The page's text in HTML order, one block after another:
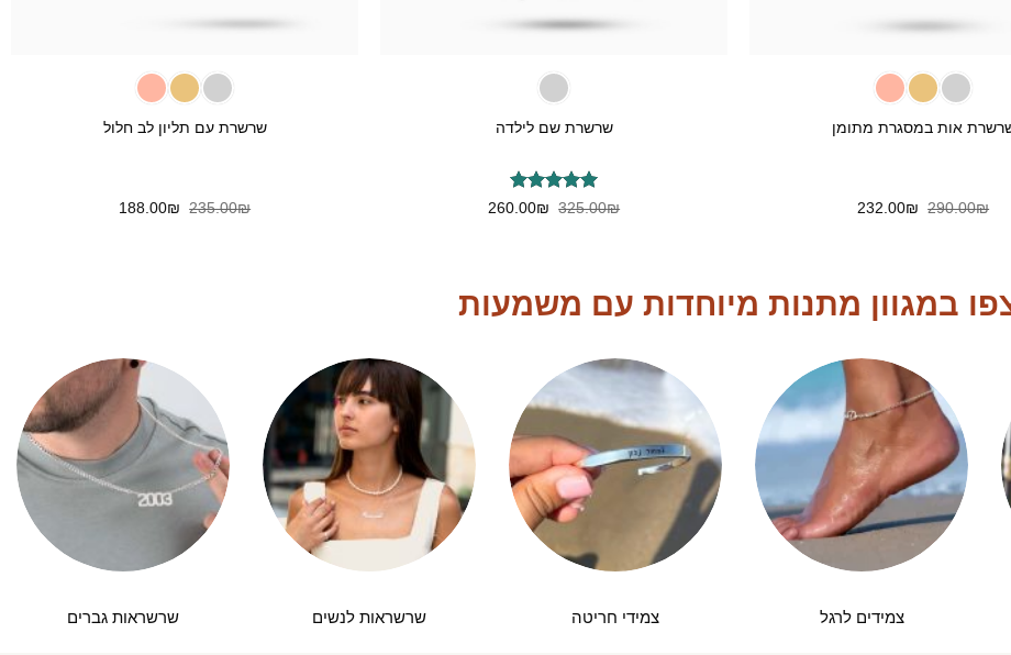
אות במסגרת מתומן
290.00₪
המחיר
232.00₪
שרשרת שם לילדה
דורג5325.00₪
המחיר
260.00₪
שרשרת עם תליון לב חלול
235.00₪
המחיר
188.00₪
במגוון מתנות מיוחדות עם משמעות
צמידים לרגל צמידי חריטה שרשראות לנשים שרשראות גברים